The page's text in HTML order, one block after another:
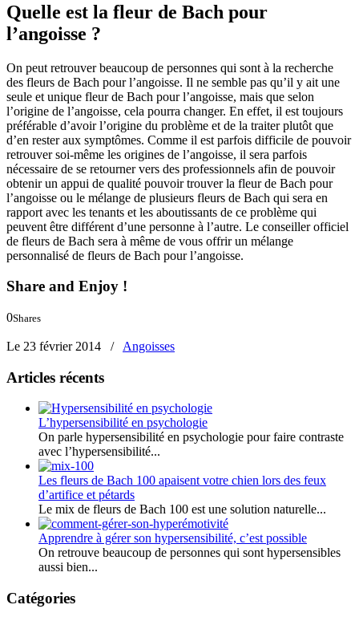
Quelle est la fleur de Bach pour
l’angoisse ?
On peut retrouver beaucoup de personnes qui sont à la recherche
des fleurs de Bach pour l’angoisse. Il ne semble pas qu’il y ait une
seule et unique fleur de Bach pour l’angoisse, mais que selon
l’origine de l’angoisse, cela pourra changer. En effet, il est toujours
préférable d’avoir l’origine du problème et de la traiter plutôt que
d’en rester aux symptômes. Comme il est parfois difficile de pouvoir
retrouver soi-même les origines de l’angoisse, il sera parfois
nécessaire de se retourner vers des professionnels afin de pouvoir
obtenir un appui de qualité pouvoir trouver la fleur de Bach pour
l’angoisse ou le mélange de plusieurs fleurs de Bach qui sera en
rapport avec les tenants et les aboutissants de ce problème qui
peuvent être différent d’une personne à l’autre. Le conseiller officiel
de fleurs de Bach sera à même de vous offrir un mélange
personnalisé de fleurs de Bach pour l’angoisse.
Share and Enjoy !
0Shares
Le 23 février 2014
/ Angoisses
Articles récents
L’hypersensibilité en psychologie
On parle hypersensibilité en psychologie pour faire contraste
avec l’hypersensibilité...
Les fleurs de Bach 100 apaisent votre chien lors des feux
d’artifice et pétards
Le mix de fleurs de Bach 100 est une solution naturelle...
Apprendre à gérer son hypersensibilité, c’est possible
On retrouve beaucoup de personnes qui sont hypersensibles
aussi bien...
Catégories